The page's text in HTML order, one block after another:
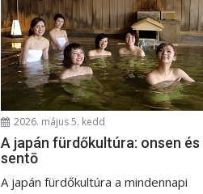
2026. május 5. kedd
A japán fürdőkultúra: onsen és
sentō
A japán fürdőkultúra a mindennapi